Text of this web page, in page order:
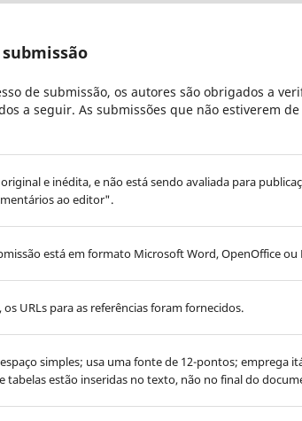
de submissão, os autores são obrigados a
a seguir. As submissões que não estiverem
e inédita, e não está sendo avaliada para
ao editor".
está em formato Microsoft Word, OpenOffice ou
URLs para as referências foram fornecidos.
simples; usa uma fonte de 12-pontos; emprega
tabelas estão inseridas no texto, não no final do